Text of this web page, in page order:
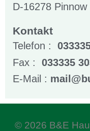
D-16278 Pinnow
Kontakt
Telefon :
Fax : 033335
E-Mail :
© 2026 B&E